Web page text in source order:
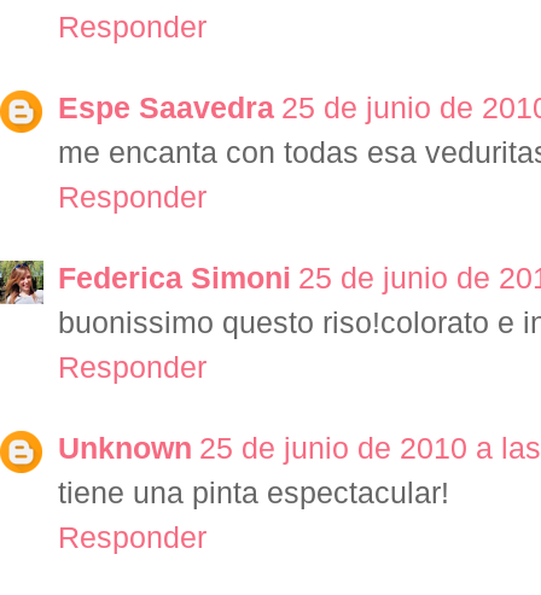
Responder
Espe Saavedra 25 de junio de
me encanta con todas esa
Responder
Federica Simoni 25 de junio de
buonissimo questo riso!colorato e
Responder
Unknown 25 de junio de 2010 a
tiene una pinta espectacular!
Responder